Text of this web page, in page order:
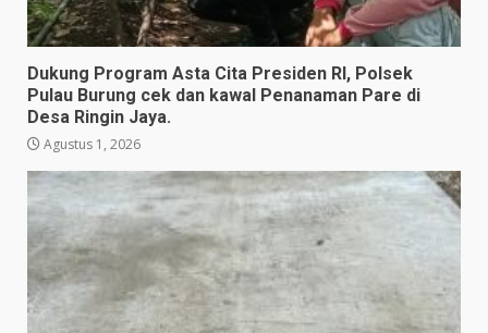
Dukung Program Asta Cita Presiden RI, Polsek
Pulau Burung cek dan kawal Penanaman Pare di
Desa Ringin Jaya.
Agustus 1, 2026